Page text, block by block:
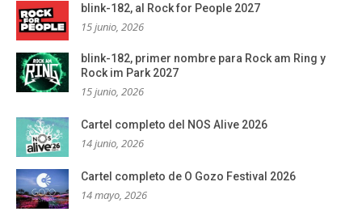
blink-182, al Rock for People 2027
15 junio, 2026
blink-182, primer nombre para Rock am Ring y
Rock im Park 2027
15 junio, 2026
Cartel completo del NOS Alive 2026
14 junio, 2026
Cartel completo de O Gozo Festival 2026
14 mayo, 2026